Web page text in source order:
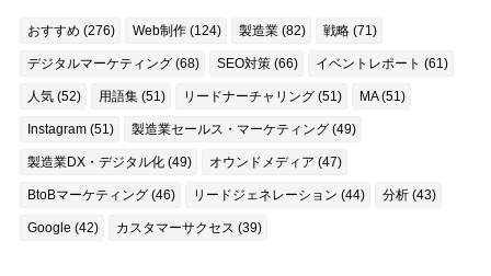
おすすめ (276) Web制作 (124) 製造業 (82) 戦略 (71)
デジタルマーケティング (68) SEO対策 (66) イベントレポート (61)
人気 (52) 用語集 (51) リードナーチャリング (51) MA (51)
Instagram (51) 製造業セールス・マーケティング (49)
製造業DX・デジタル化 (49) オウンドメディア (47)
BtoBマーケティング (46) リードジェネレーション (44) 分析 (43)
Google (42) カスタマーサクセス (39)